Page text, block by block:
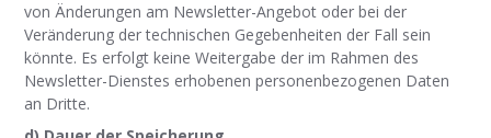
von Änderungen am Newsletter-Angebot oder bei der
Veränderung der technischen Gegebenheiten der Fall sein
könnte. Es erfolgt keine Weitergabe der im Rahmen des
Newsletter-Dienstes erhobenen personenbezogenen Daten
an Dritte.